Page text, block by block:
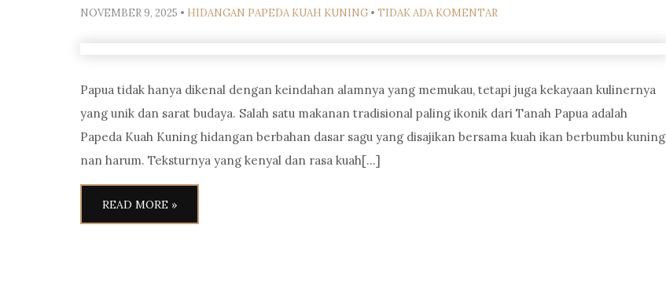
NOVEMBER 9, 2025 • HIDANGAN PAPEDA KUAH KUNING • TIDAK ADA KOMENTAR
Papua tidak hanya dikenal dengan keindahan alamnya yang memukau, tetapi juga kekayaan kulinernya
yang unik dan sarat budaya. Salah satu makanan tradisional paling ikonik dari Tanah Papua adalah
Papeda Kuah Kuning hidangan berbahan dasar sagu yang disajikan bersama kuah ikan berbumbu kuning
nan harum. Teksturnya yang kenyal dan rasa kuah[…]
READ MORE »